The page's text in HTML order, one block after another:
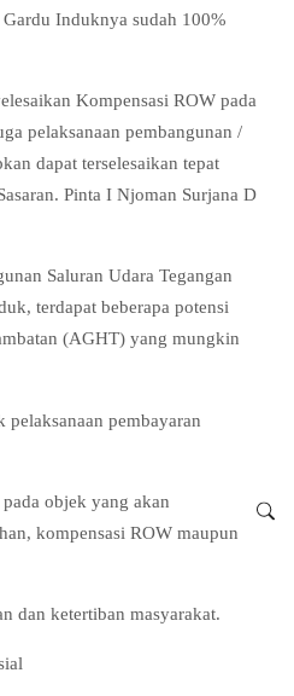
Induknya sudah 100%
Kompensasi ROW pada
pelaksanaan pembangunan /
dapat terselesaikan tepat
Pinta I Njoman Surjana D
Saluran Udara Tegangan
terdapat beberapa potensi
(AGHT) yang mungkin
pelaksanaan pembayaran
objek yang akan
kompensasi ROW maupun
dan ketertiban masyarakat.